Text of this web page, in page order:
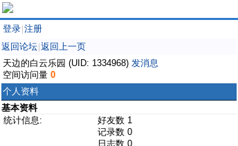
登录 注册
返回论坛 返回上一页
天边的白云乐园 (UID: 1334968) 发消息
空间访问量 0
个人资料
基本资料
统计信息:
好友数 1
记录数 0
日志数 0